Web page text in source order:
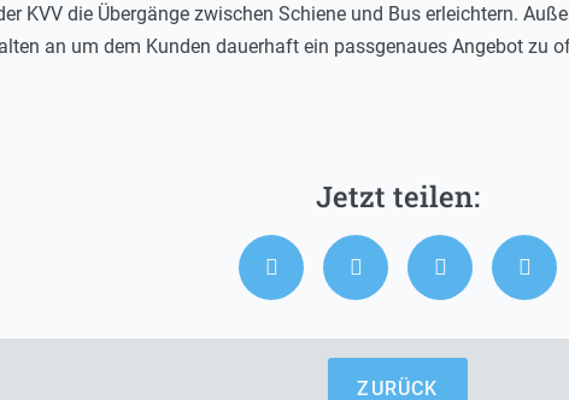
KVV die Übergänge zwischen Schiene und Bus erleichtern.
an um dem Kunden dauerhaft ein passgenaues Angebot zu
ZURÜCK